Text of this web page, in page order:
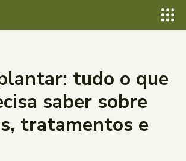
tudo o que
saber sobre
tratamentos e